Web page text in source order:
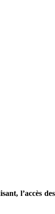
l’accès